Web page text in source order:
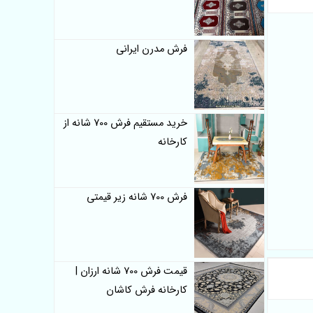
فرش مدرن ایرانی
خرید مستقیم فرش 700 شانه از
کارخانه
فرش 700 شانه زیر قیمتی
قیمت فرش 700 شانه ارزان |
کارخانه فرش کاشان